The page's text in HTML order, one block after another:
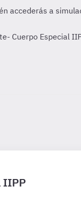
Cuerpo Especial
IIPP